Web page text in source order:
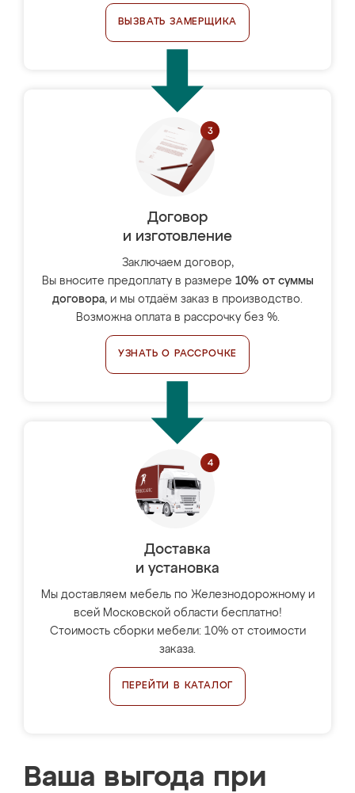
ВЫЗВАТЬ ЗАМЕРЩИКА
Договор
и изготовление
Заключаем договор,
Вы вносите предоплату в размере 10% от суммы
договора, и мы отдаём заказ в производство.
Возможна оплата в рассрочку без %.
УЗНАТЬ О РАССРОЧКЕ
Доставка
и установка
Мы доставляем мебель по Железнодорожному и
всей Московской области бесплатно!
Стоимость сборки мебели: 10% от стоимости
заказа.
ПЕРЕЙТИ В КАТАЛОГ
Ваша выгода при